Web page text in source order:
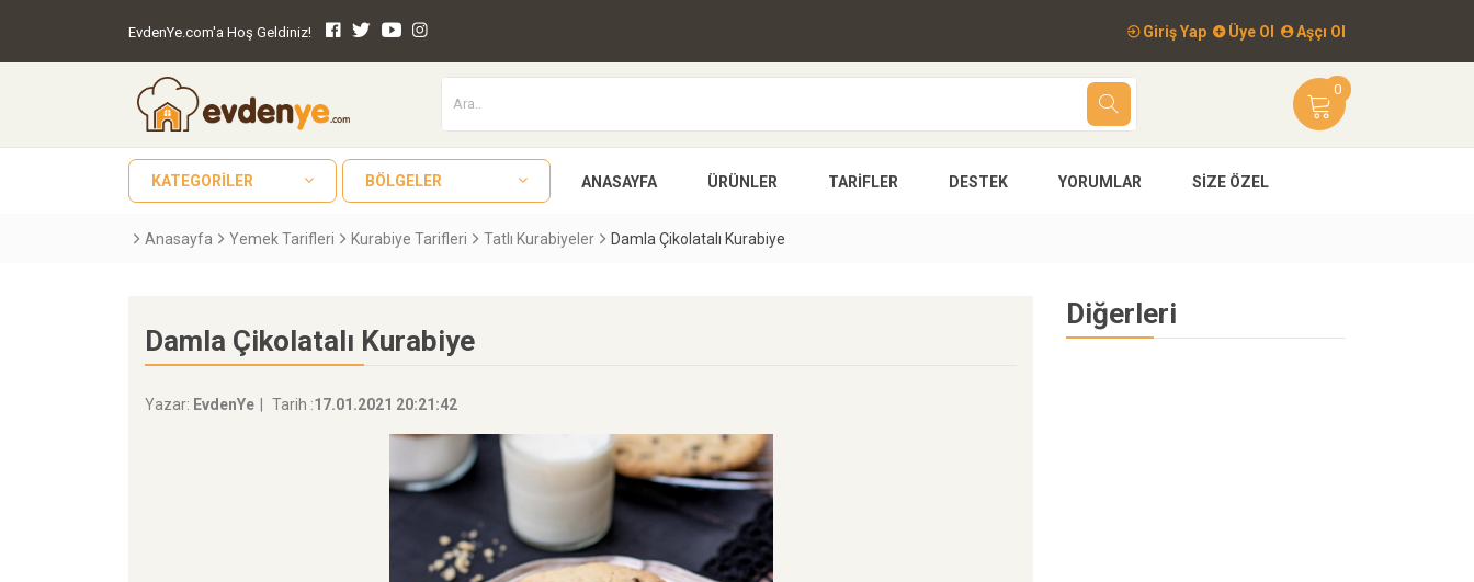
EvdenYe.com'a Hoş Geldiniz! Giriş Yap Üye Ol Aşçı Ol
0
KATEGORILER BÖLGELER ANASAYFA ÜRÜNLER TARIFLER DESTEK YORUMLAR SIZE ÖZEL
Anasayfa Yemek Tarifleri Kurabiye Tarifleri Tatlı Kurabiyeler Damla Çikolatalı Kurabiye
Damla Çikolatalı Kurabiye
Yazar: EvdenYe Tarih :17.01.2021 20:21:42
Diğerleri